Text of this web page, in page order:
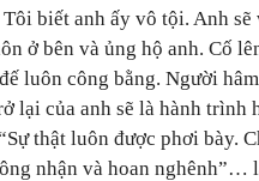
biết anh ấy vô tội. Anh
ở bên và ủng hộ anh. Cố
luôn công bằng. Người
lại của anh sẽ là hành
thật luôn được phơi bày.
nhận và hoan